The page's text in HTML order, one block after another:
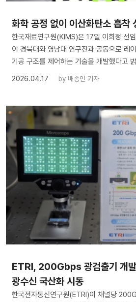
화학 공정 없이 이산화탄소 흡착
한국재료연구원(KIMS)은 17일 이희정 선
이 경북대와 영남대 연구진과 공동으로 레
기공 구조를 제어하는 기술을 개발했다고
2026.04.17
by 배종인 기자
ETRI, 200Gbps 광검출기 개
광수신 국산화 시동
한국전자통신연구원(ETRI)이 채널당